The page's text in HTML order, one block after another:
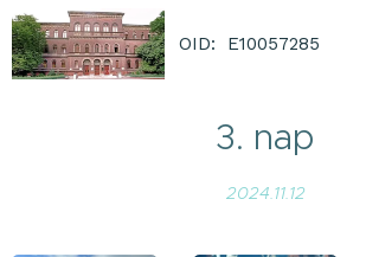
OID: E10057285
3. nap
2024.11.12